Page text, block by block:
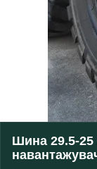
Шина 29.5-25